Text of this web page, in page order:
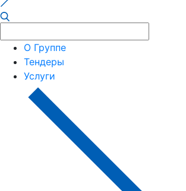
О Группе
Тендеры
Услуги